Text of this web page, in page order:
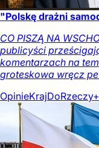
"Polskę drażni
CO PISZĄ NA
publicyści
komentarzach na
groteskowa wręcz
OpinieKrajDoRzeczy+